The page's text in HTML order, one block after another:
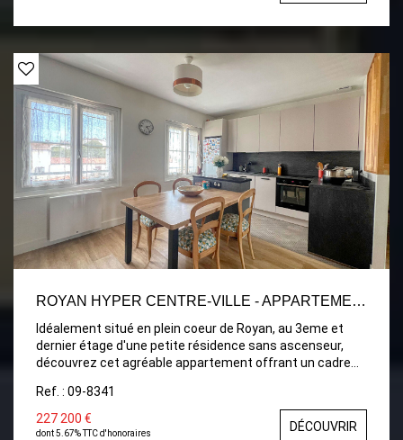
une grande chambre avec placard, une salle d'eau, une
buanderie, un cellier et des WC indépendants. Possibilité
ainsi qu'un parking privatif. Emplacement privilégié : -
Marché central à 400 m -Plage à 950 m Aucun travaux à
prévoir
ROYAN HYPER CENTRE-VILLE - APPARTEMENT T3 AU DERNIER ÉTAGE
Idéalement situé en plein coeur de Royan, au 3eme et
dernier étage d'une petite résidence sans ascenseur,
découvrez cet agréable appartement offrant un cadre
et des plages. Il se compose d'une entrée desservant
une spacieuse pièce de vie de 44 m² avec cuisine
ouverte, un espace convivial et lumineux idéal pour
Ref. : 09-8341
227 200 €
dont 5.67% TTC d'honoraires DÉCOUVRIR